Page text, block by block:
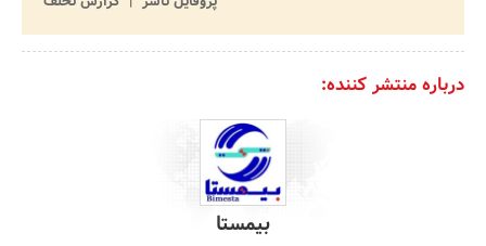
درباره منتشر کننده:
بیمستا